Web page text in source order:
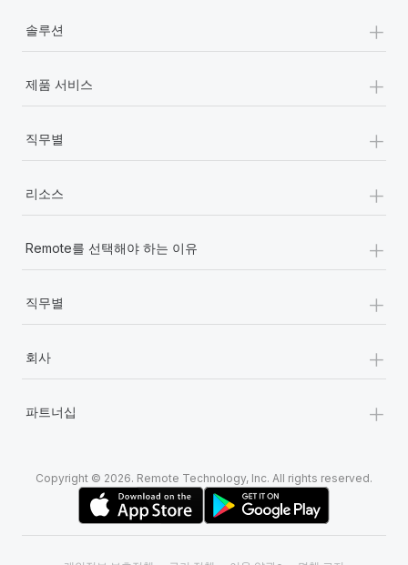
솔루션 +
제품 서비스 +
직무별 +
리소스 +
Remote를 선택해야 하는 이유 +
직무별 +
회사 +
파트너십 +
Copyright © 2026. Remote Technology, Inc. All rights reserved.